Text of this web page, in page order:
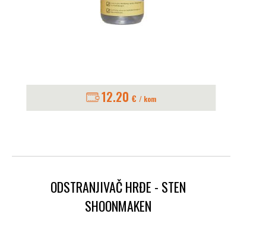
12.20 € / kom
ODSTRANJIVAČ HRĐE - STEN
SHOONMAKEN